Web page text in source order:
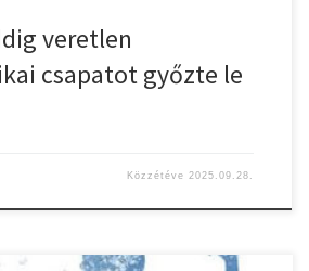
veretlen
csapatot győzte le
Közzétéve 2025.09.28.